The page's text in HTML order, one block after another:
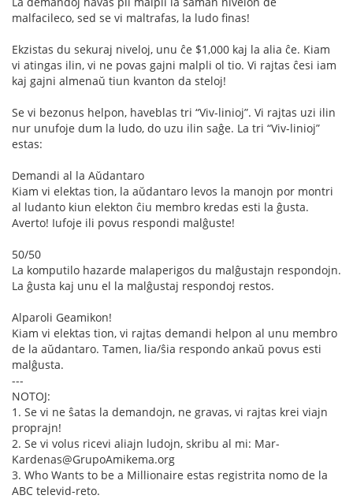
malfacileco, sed se vi maltrafas, la ludo finas!
Ekzistas du sekuraj niveloj, unu ĉe $1,000 kaj la alia ĉe. Kiam
vi atingas ilin, vi ne povas gajni malpli ol tio. Vi rajtas ĉesi iam
kaj gajni almenaŭ tiun kvanton da steloj!
Se vi bezonus helpon, haveblas tri “Viv-linioj”. Vi rajtas uzi ilin
nur unufoje dum la ludo, do uzu ilin saĝe. La tri “Viv-linioj”
estas:
Demandi al la Aŭdantaro
Kiam vi elektas tion, la aŭdantaro levos la manojn por montri
al ludanto kiun elekton ĉiu membro kredas esti la ĝusta.
Averto! Iufoje ili povus respondi malĝuste!
50/50
La komputilo hazarde malaperigos du malĝustajn respondojn.
La ĝusta kaj unu el la malĝustaj respondoj restos.
Alparoli Geamikon!
Kiam vi elektas tion, vi rajtas demandi helpon al unu membro
de la aŭdantaro. Tamen, lia/ŝia respondo ankaŭ povus esti
malĝusta.
---
NOTOJ:
1. Se vi ne ŝatas la demandojn, ne gravas, vi rajtas krei viajn
proprajn!
2. Se vi volus ricevi aliajn ludojn, skribu al mi: Mar-
Kardenas@GrupoAmikema.org
3. Who Wants to be a Millionaire estas registrita nomo de la
ABC televid-reto.